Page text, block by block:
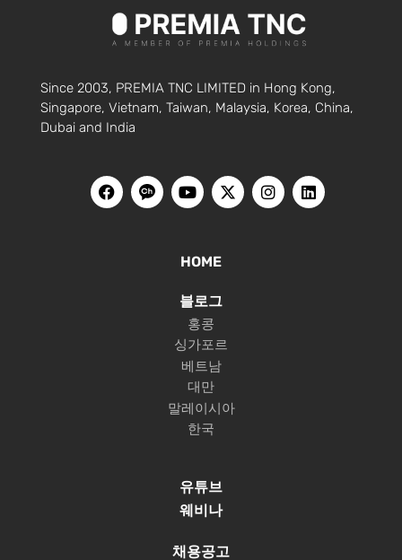
Since 2003, PREMIA TNC LIMITED in Hong Kong,
Singapore, Vietnam, Taiwan, Malaysia, Korea, China,
Dubai and India
HOME
블로그
홍콩
싱가포르
베트남
대만
말레이시아
한국
유튜브
웨비나
채용공고